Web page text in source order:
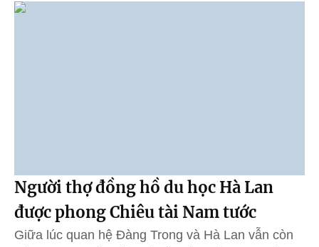
Người thợ đồng hồ du học Hà Lan
được phong Chiêu tài Nam tước
Giữa lúc quan hệ Đàng Trong và Hà Lan vẫn còn